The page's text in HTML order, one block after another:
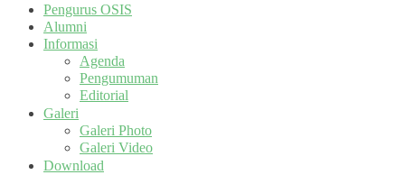
Pengurus OSIS
Alumni
Informasi
Agenda
Pengumuman
Editorial
Galeri
Galeri Photo
Galeri Video
Download